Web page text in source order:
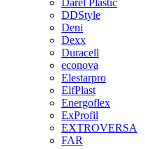
Darel Plastic
DDStyle
Deni
Dexx
Duracell
econova
Elestarpro
ElfPlast
Energoflex
ExProfil
EXTROVERSA
FAR